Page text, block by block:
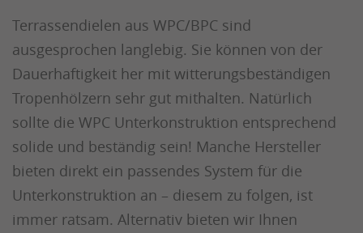
Terrassendielen aus WPC/BPC sind
ausgesprochen langlebig. Sie können von der
Dauerhaftigkeit her mit witterungsbeständigen
Tropenhölzern sehr gut mithalten. Natürlich
sollte die WPC Unterkonstruktion entsprechend
solide und beständig sein! Manche Hersteller
bieten direkt ein passendes System für die
Unterkonstruktion an – diesem zu folgen, ist
immer ratsam. Alternativ bieten wir Ihnen